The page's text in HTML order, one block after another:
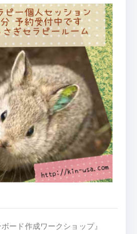
ード作成ワークショップ』